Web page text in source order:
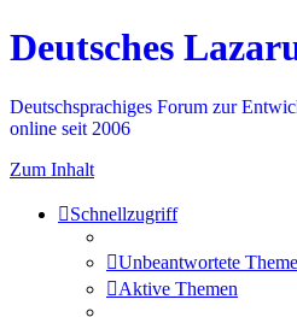
Deutsches
Deutschsprachiges Forum zur
online seit 2006
Zum Inhalt
Schnellzugriff
Unbeantwortete
Aktive Themen